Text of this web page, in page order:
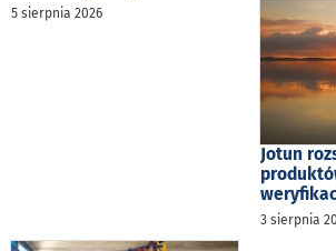
5 sierpnia 2026
Jotun
3 sierpnia